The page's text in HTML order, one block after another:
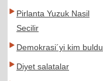
Pirlanta Yuzuk Nasil
Secilir
Demokrasi´yi kim buldu
Diyet salatalar